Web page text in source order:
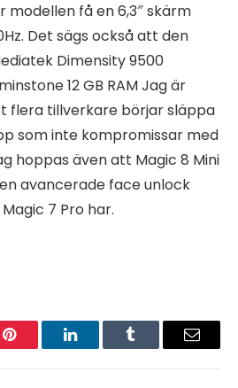
modellen få en 6,3″ skärm
Det sägs också att den
Dimensity 9500
12 GB RAM Jag är
flera tillverkare börjar släppa
som inte kompromissar med
hoppas även att Magic 8 Mini
avancerade face unlock
7 Pro har.
Pinterest LinkedInTumblr Email